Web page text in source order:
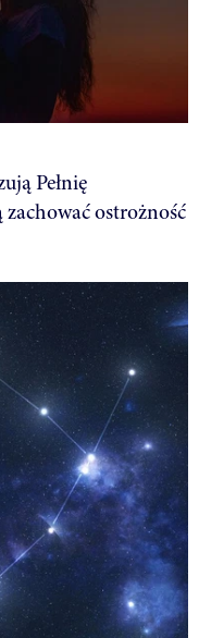
Pełnię
ostrożność